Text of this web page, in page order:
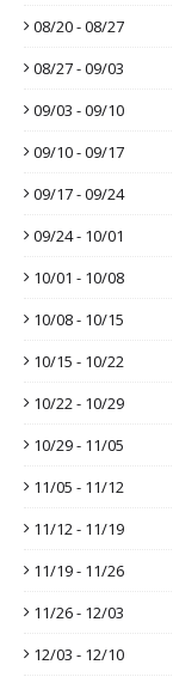
08/20 - 08/27
08/27 - 09/03
09/03 - 09/10
09/10 - 09/17
09/17 - 09/24
09/24 - 10/01
10/01 - 10/08
10/08 - 10/15
10/15 - 10/22
10/22 - 10/29
10/29 - 11/05
11/05 - 11/12
11/12 - 11/19
11/19 - 11/26
11/26 - 12/03
12/03 - 12/10